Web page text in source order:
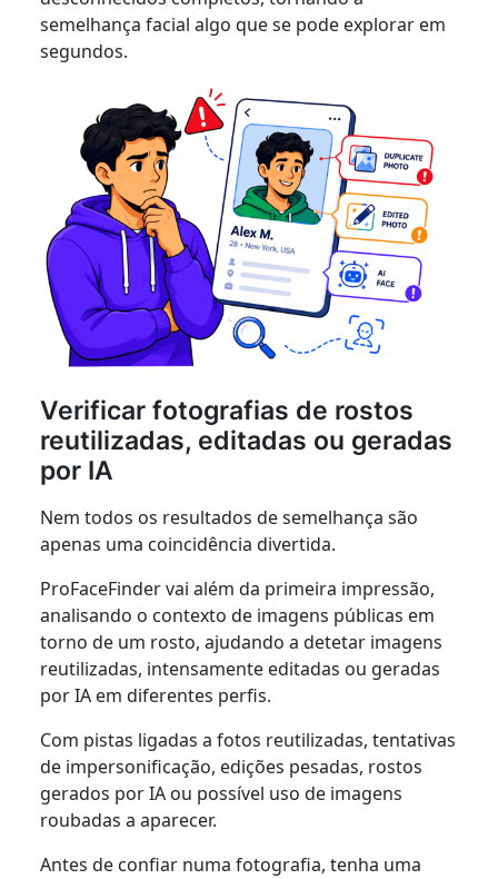
semelhança facial algo que se pode explorar em
segundos.
Verificar fotografias de rostos
reutilizadas, editadas ou geradas
por IA
Nem todos os resultados de semelhança são
apenas uma coincidência divertida.
ProFaceFinder vai além da primeira impressão,
analisando o contexto de imagens públicas em
torno de um rosto, ajudando a detetar imagens
reutilizadas, intensamente editadas ou geradas
por IA em diferentes perfis.
Com pistas ligadas a fotos reutilizadas, tentativas
de impersonificação, edições pesadas, rostos
gerados por IA ou possível uso de imagens
roubadas a aparecer.
Antes de confiar numa fotografia, tenha uma